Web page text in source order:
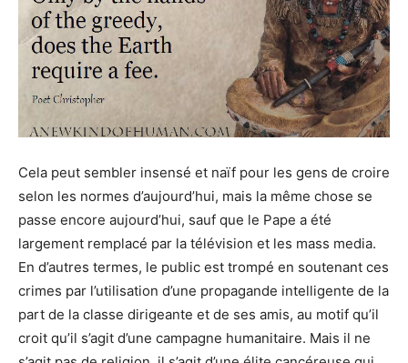
Cela peut sembler insensé et naïf pour les gens de croire
selon les normes d’aujourd’hui, mais la même chose se
passe encore aujourd’hui, sauf que le Pape a été
largement remplacé par la télévision et les mass media.
En d’autres termes, le public est trompé en soutenant ces
crimes par l’utilisation d’une propagande intelligente de la
part de la classe dirigeante et de ses amis, au motif qu’il
croit qu’il s’agit d’une campagne humanitaire. Mais il ne